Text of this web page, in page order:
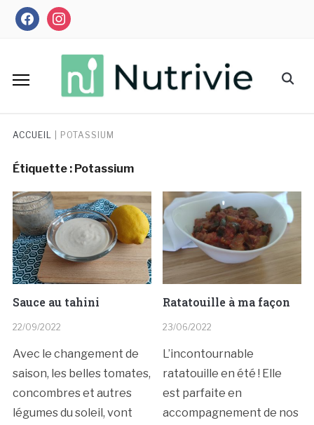
Skipfacebookinstagram
Search
ACCUEIL POTASSIUM
Étiquette : Potassium
Sauce au tahini
22/09/2022
Avec le changement de
saison, les belles tomates,
concombres et autres
légumes du soleil, vont
Ratatouille à ma façon
23/06/2022
L’incontournable
ratatouille en été ! Elle
est parfaite en
accompagnement de nos